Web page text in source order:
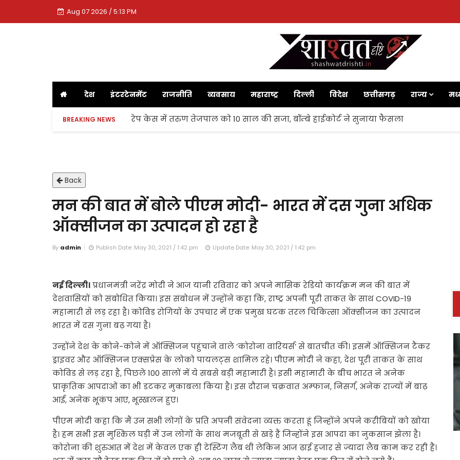
Aug 07 2026 / 5:13 PM
देश इंटरटेनमेंट राजनीति व्यवसाय महाराष्ट्र दिल्ली विदेश छत्तीसगढ़ राज्य
BREAKING NEWS रेप केस में तरुण तेजपाल को 10 साल की सजा, बॉम्बे हाईकोर्ट ने सुनाया फैसला
Back
मन की बात में बोले पीएम मोदी- भारत में दस गुना अधिक
ऑक्सीजन का उत्पादन हो रहा है
By admin Publish Date: May 30, 2021 / 1:42 pm Update Date: May 30, 2021 / 1:42 pm
नई दिल्‍ली।प्रधानमंत्री नरेंद्र मोदी ने आज यानी रविवार को अपने मासिक रेडियो कार्यक्रम मन की बात में
देशवासियों को संबोधित किया। इस संबोधन में उन्होंने कहा कि, राष्ट्र अपनी पूरी ताकत के साथ COVID-19
महामारी से लड़ रहा है। कोविड रोगियों के उपचार में एक प्रमुख घटक तरल चिकित्सा ऑक्सीजन का उत्पादन
भारत में दस गुना बढ़ गया है।
उन्‍होंने देश के कोने-कोने में ऑक्सिजन पहुंचाने वाले ‘कोरोना वारियर्स’ से बातचीत की। इसमें ऑक्सिजन टैंकर
ड्राइवर और ऑक्सिजन एक्‍सप्रेस के लोको पायलट्स शामिल रहे। पीएम मोदी ने कहा, देश पूरी ताकत के साथ
कोविड से लड़ रहा है, पिछले 100 सालों में ये सबसे बड़ी महामारी है। इसी महामारी के बीच भारत ने अनेक
प्राकृतिक आपदाओं का भी डटकर मुकाबला किया है। इस दौरान चक्रवात अम्फान, निसर्ग, अनेक राज्यों में बाढ़
आई, अनेक भूकंप आए, भूस्खलन हुए।
पीएम मोदी कहा कि मैं उन सभी लोगों के प्रति अपनी संवेदना व्यक्त करता हूं जिन्होंने अपने करीबियों को खोया
है। हम सभी इस मुश्किल घड़ी में उन लोगों के साथ मजबूती से खड़े हैं जिन्होंने इस आपदा का नुकसान झेला है।
कोरोना की शुरुआत में देश में केवल एक ही टेस्टिंग लैब थी लेकिन आज ढाई हजार से ज्यादा लैब काम कर रही हैं।